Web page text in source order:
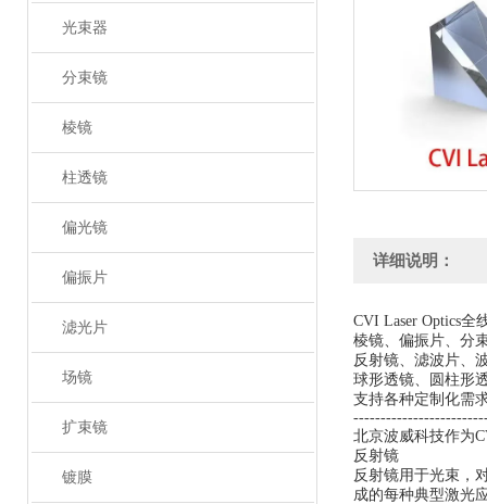
光束器
分束镜
棱镜
柱透镜
偏光镜
偏振片
滤光片
场镜
扩束镜
镀膜
详细说明：
CVI Laser Optics全
棱镜、偏振片、分
反射镜、滤波片、
球形透镜、圆柱形
支持各种定制化需
北京波威科技作为
反射镜
反射镜用于光束，
成的每种典型激光